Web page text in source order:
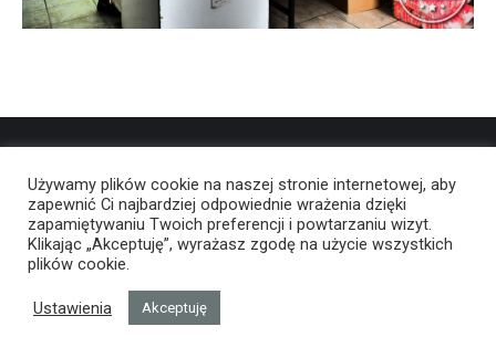
Używamy plików cookie na naszej stronie internetowej, aby
zapewnić Ci najbardziej odpowiednie wrażenia dzięki
zapamiętywaniu Twoich preferencji i powtarzaniu wizyt.
Klikając „Akceptuję”, wyrażasz zgodę na użycie wszystkich
plików cookie.
Ustawienia Akceptuję